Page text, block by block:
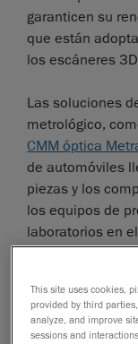
garanticen su
que están
los escáneres
Las soluciones
metrológico,
CMM óptica
de automóviles
piezas y los
los equipos de
laboratorios en
This site uses cookies,
provided by third
analyze, and improve
sessions and